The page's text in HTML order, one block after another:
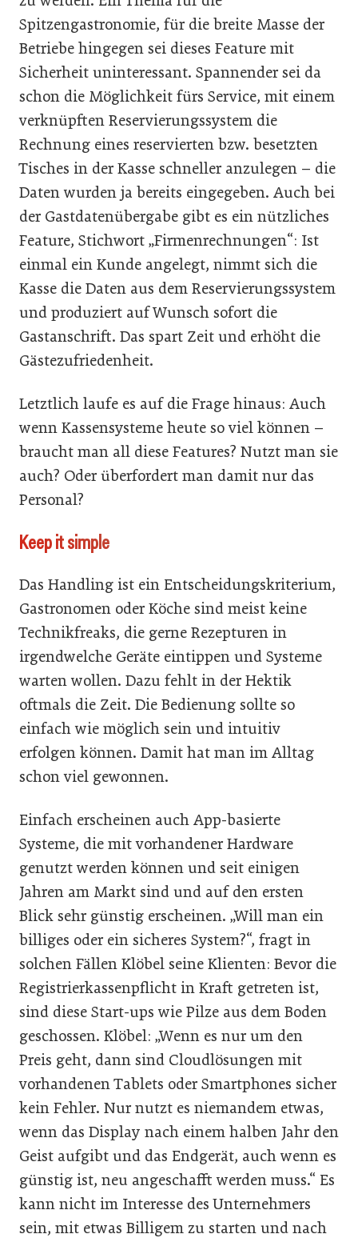
Spitzengastronomie, für die breite Masse der
Betriebe hingegen sei dieses Feature mit
Sicherheit uninteressant. Spannender sei da
schon die Möglichkeit fürs Service, mit einem
verknüpften Reservierungssystem die
Rechnung eines reservierten bzw. besetzten
Tisches in der Kasse schneller anzulegen – die
Daten wurden ja bereits eingegeben. Auch bei
der Gastdatenübergabe gibt es ein nützliches
Feature, Stichwort „Firmenrechnungen“: Ist
einmal ein Kunde angelegt, nimmt sich die
Kasse die Daten aus dem Reservierungssystem
und produziert auf Wunsch sofort die
Gastanschrift. Das spart Zeit und erhöht die
Gästezufriedenheit.
Letztlich laufe es auf die Frage hinaus: Auch
wenn Kassensysteme heute so viel können –
braucht man all diese Features? Nutzt man sie
auch? Oder überfordert man damit nur das
Personal?
Keep it simple
Das Handling ist ein Entscheidungskriterium,
Gastronomen oder Köche sind meist keine
Technikfreaks, die gerne Rezepturen in
irgendwelche Geräte eintippen und Systeme
warten wollen. Dazu fehlt in der Hektik
oftmals die Zeit. Die Bedienung sollte so
einfach wie möglich sein und intuitiv
erfolgen können. Damit hat man im Alltag
schon viel gewonnen.
Einfach erscheinen auch App-basierte
Systeme, die mit vorhandener Hardware
genutzt werden können und seit einigen
Jahren am Markt sind und auf den ersten
Blick sehr günstig erscheinen. „Will man ein
billiges oder ein sicheres System?“, fragt in
solchen Fällen Klöbel seine Klienten: Bevor die
Registrierkassenpflicht in Kraft getreten ist,
sind diese Start-ups wie Pilze aus dem Boden
geschossen. Klöbel: „Wenn es nur um den
Preis geht, dann sind Cloudlösungen mit
vorhandenen Tablets oder Smartphones sicher
kein Fehler. Nur nutzt es niemandem etwas,
wenn das Display nach einem halben Jahr den
Geist aufgibt und das Endgerät, auch wenn es
günstig ist, neu angeschafft werden muss.“ Es
kann nicht im Interesse des Unternehmers
sein, mit etwas Billigem zu starten und nach